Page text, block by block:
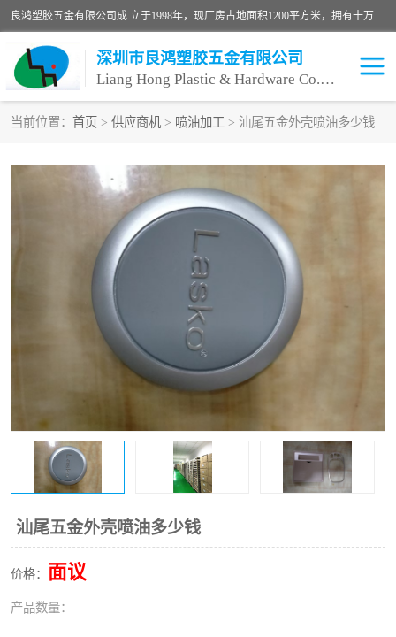
良鸿塑胶五金有限公司成 立于1998年，现厂房占地面积1200平方米，拥有十万级无尘车间，自动喷涂线1条，手动喷涂线2条，丝印移印滚印烫印拉线1条，本公司自建厂以来一直 以“顾客、品质、服务三个第一”为原则，从来货到处理、喷漆、烘烤、品检、包装等每一道工序都严格把持质量关，竭诚为广大朋友、客户服务。现如今已深得广 大客户信赖。
深圳市良鸿塑胶五金有限公司
Liang Hong Plastic & Hardware Co. Ltd
当前位置： 首页 > 供应商机 > 喷油加工 > 汕尾五金外壳喷油多少钱
汕尾五金外壳喷油多少钱
价格： 面议
产品数量：
塑胶外壳喷油 五金外壳喷油